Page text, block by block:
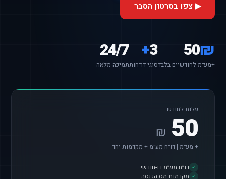
▶ צפו בסרטון הסבר
50₪
+מע״מ לחודשיים בלבד
3
+
סוגי דו״חות
24/7
תמיכה מלאה
עלות לחודש
50
₪
+ מע״מ | דו״ח מע״מ + מקדמות יחד
✓ דו״ח מע״מ דו-חודשי
✓ מקדמות מס הכנסה